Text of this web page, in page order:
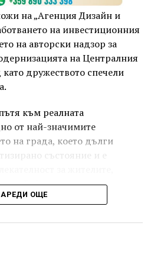
на „Агенция Дизайн и
на инвестиционния
на авторски надзор за
на Централния
дружеството спечели
към реалната
от най-значимите
на града, което дълги
състояние и е
на Габрово.
ОЩЕ